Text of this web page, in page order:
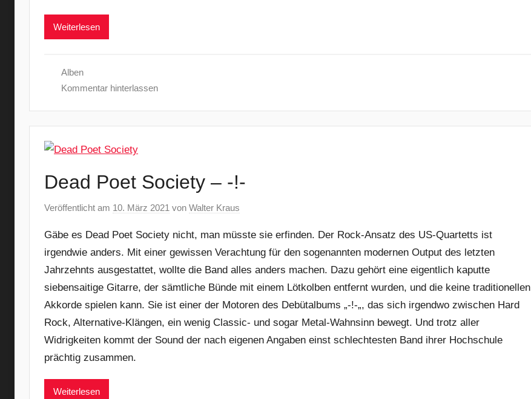
Weiterlesen
Alben
Kommentar hinterlassen
Dead Poet Society – -!-
Veröffentlicht am 10. März 2021 von Walter Kraus
Gäbe es Dead Poet Society nicht, man müsste sie erfinden. Der Rock-Ansatz des US-Quartetts ist
irgendwie anders. Mit einer gewissen Verachtung für den sogenannten modernen Output des letzten
Jahrzehnts ausgestattet, wollte die Band alles anders machen. Dazu gehört eine eigentlich kaputte
siebensaitige Gitarre, der sämtliche Bünde mit einem Lötkolben entfernt wurden, und die keine traditionellen
Akkorde spielen kann. Sie ist einer der Motoren des Debütalbums „-!-„, das sich irgendwo zwischen Hard
Rock, Alternative-Klängen, ein wenig Classic- und sogar Metal-Wahnsinn bewegt. Und trotz aller
Widrigkeiten kommt der Sound der nach eigenen Angaben einst schlechtesten Band ihrer Hochschule
prächtig zusammen.
Weiterlesen